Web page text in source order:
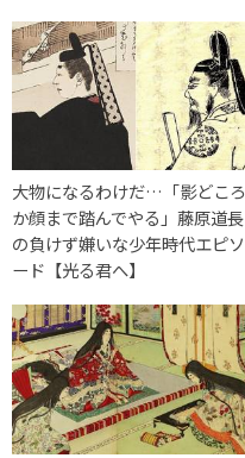
大物になるわけだ…「影どころ
か顔まで踏んでやる」藤原道長
の負けず嫌いな少年時代エピソ
ード【光る君へ】